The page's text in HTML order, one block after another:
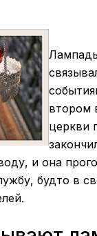
втором
церкви
и она
будто в